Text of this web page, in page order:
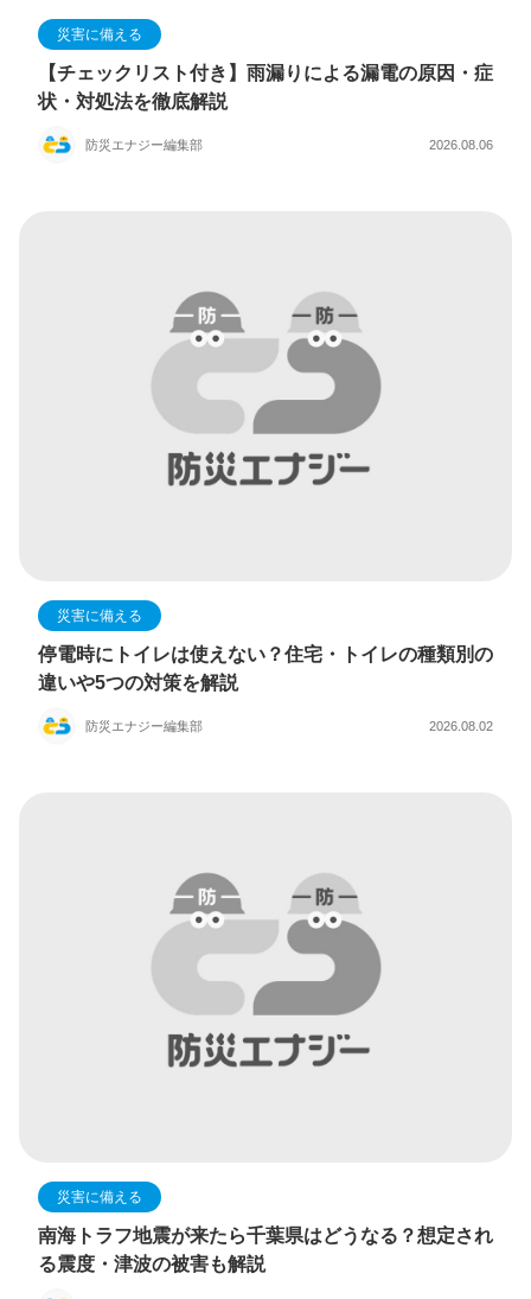
災害に備える
【チェックリスト付き】雨漏りによる漏電の原因・症
状・対処法を徹底解説
防災エナジー編集部 2026.08.06
災害に備える
停電時にトイレは使えない？住宅・トイレの種類別の
違いや5つの対策を解説
防災エナジー編集部 2026.08.02
災害に備える
南海トラフ地震が来たら千葉県はどうなる？想定され
る震度・津波の被害も解説